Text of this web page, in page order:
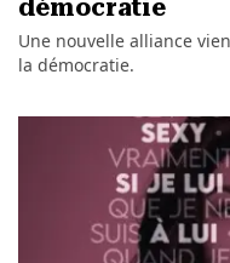
démocratie
Une nouvelle alliance
la démocratie.